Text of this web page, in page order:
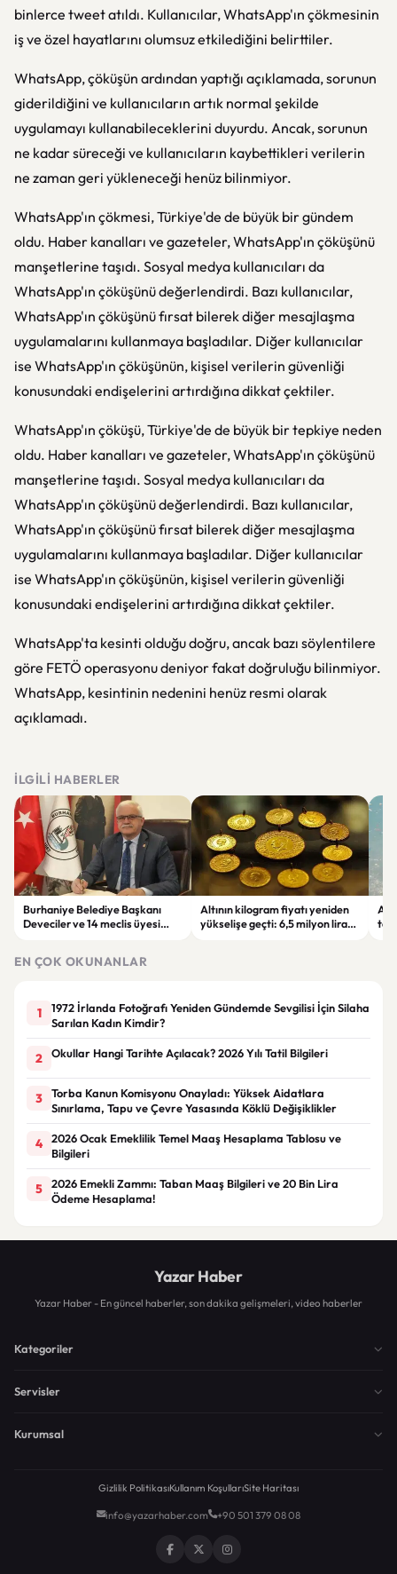
binlerce tweet atıldı. Kullanıcılar, WhatsApp'ın çökmesinin
iş ve özel hayatlarını olumsuz etkilediğini belirttiler.
WhatsApp, çöküşün ardından yaptığı açıklamada, sorunun
giderildiğini ve kullanıcıların artık normal şekilde
uygulamayı kullanabileceklerini duyurdu. Ancak, sorunun
ne kadar süreceği ve kullanıcıların kaybettikleri verilerin
ne zaman geri yükleneceği henüz bilinmiyor.
WhatsApp'ın çökmesi, Türkiye'de de büyük bir gündem
oldu. Haber kanalları ve gazeteler, WhatsApp'ın çöküşünü
manşetlerine taşıdı. Sosyal medya kullanıcıları da
WhatsApp'ın çöküşünü değerlendirdi. Bazı kullanıcılar,
WhatsApp'ın çöküşünü fırsat bilerek diğer mesajlaşma
uygulamalarını kullanmaya başladılar. Diğer kullanıcılar
ise WhatsApp'ın çöküşünün, kişisel verilerin güvenliği
konusundaki endişelerini artırdığına dikkat çektiler.
WhatsApp'ın çöküşü, Türkiye'de de büyük bir tepkiye neden
oldu. Haber kanalları ve gazeteler, WhatsApp'ın çöküşünü
manşetlerine taşıdı. Sosyal medya kullanıcıları da
WhatsApp'ın çöküşünü değerlendirdi. Bazı kullanıcılar,
WhatsApp'ın çöküşünü fırsat bilerek diğer mesajlaşma
uygulamalarını kullanmaya başladılar. Diğer kullanıcılar
ise WhatsApp'ın çöküşünün, kişisel verilerin güvenliği
konusundaki endişelerini artırdığına dikkat çektiler.
WhatsApp'ta kesinti olduğu doğru, ancak bazı söylentilere
göre FETÖ operasyonu deniyor fakat doğruluğu bilinmiyor.
WhatsApp, kesintinin nedenini henüz resmi olarak
açıklamadı.
İLGILI HABERLER
Burhaniye Belediye Başkanı
Deveciler ve 14 meclis üyesi
Altının kilogram fiyatı yeniden
yükselişe geçti: 6,5 milyon lirayı
EN ÇOK OKUNANLAR
1
1972 İrlanda Fotoğrafı Yeniden Gündemde Sevgilisi İçin Silaha
Sarılan Kadın Kimdir?
2 Okullar Hangi Tarihte Açılacak? 2026 Yılı Tatil Bilgileri
3
Torba Kanun Komisyonu Onayladı: Yüksek Aidatlara
Sınırlama, Tapu ve Çevre Yasasında Köklü Değişiklikler
4
2026 Ocak Emeklilik Temel Maaş Hesaplama Tablosu ve
Bilgileri
5
2026 Emekli Zammı: Taban Maaş Bilgileri ve 20 Bin Lira
Ödeme Hesaplama!
Yazar Haber
Yazar Haber - En güncel haberler, son dakika gelişmeleri, video haberler
Kategoriler
Servisler
Kurumsal
Gizlilik PolitikasıKullanım KoşullarıSite Haritası
info@yazarhaber.com +90 501 379 08 08